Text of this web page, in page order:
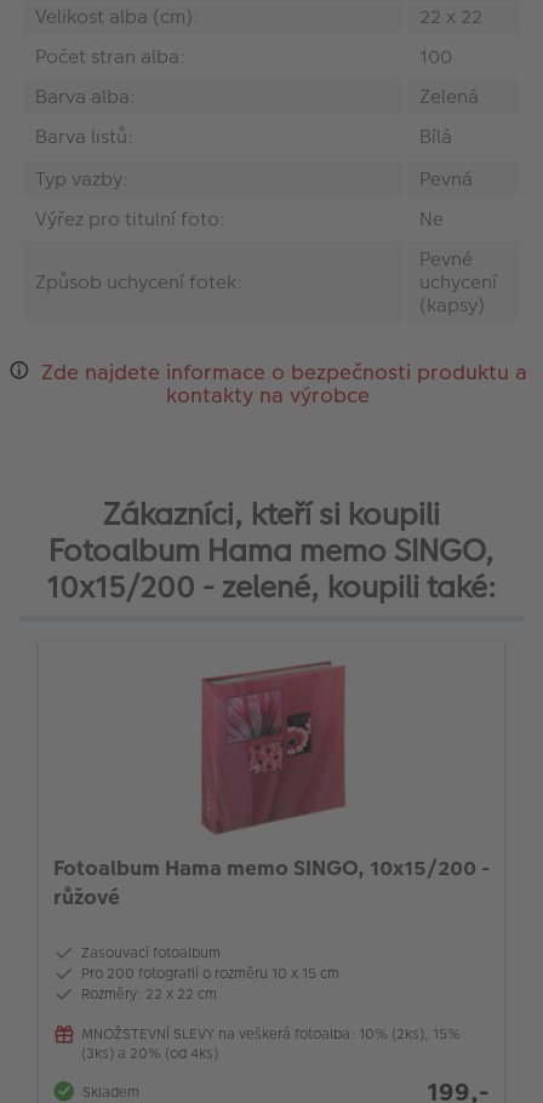
Velikost alba (cm):
22 x 22
Počet stran alba:
100
Barva alba:
Zelená
Barva listů:
Bílá
Typ vazby:
Pevná
Výřez pro titulní foto:
Ne
Způsob uchycení fotek:
Pevné
uchycení
(kapsy)
Zde najdete informace o bezpečnosti produktu a
kontakty na výrobce
Zákazníci, kteří si koupili
Fotoalbum Hama memo SINGO,
10x15/200 - zelené, koupili také:
Fotoalbum Hama memo SINGO, 10x15/200 -
růžové
Zasouvací fotoalbum
Pro 200 fotografií o rozměru 10 x 15 cm
Rozměry: 22 x 22 cm
MNOŽSTEVNÍ SLEVY na veškerá fotoalba: 10% (2ks), 15%
(3ks) a 20% (od 4ks)
Skladem
199,-